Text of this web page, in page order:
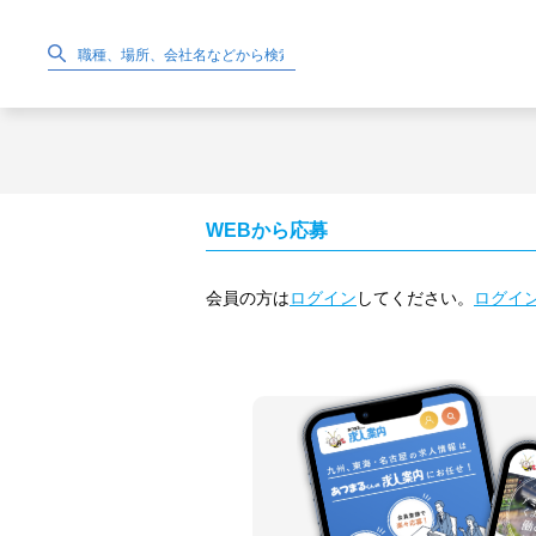
WEBから応募
会員の方はログイン してください。 ログイ